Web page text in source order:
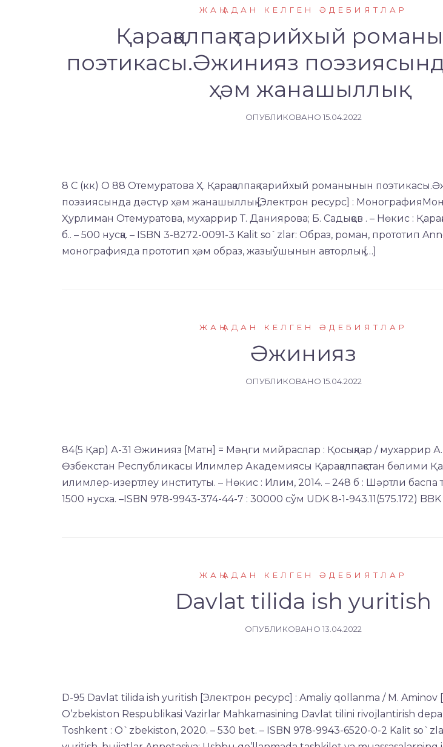
ЖАҢАДАН КЕЛГЕН ӘДЕБИЯТЛАР
Қарақалпақ тарийхый
поэтикасы.Әжинияз
ҳәм жанашыллық
ОПУБЛИКОВАНО 15.04.2022
8 С (кк) О 88 Отемуратова Ҳ. Қарақалпақ тарийхый романынын
поэзиясында дәстүр ҳәм жанашыллық [Электрон ресурс] :
Ҳурлиман Отемуратова, мухаррир Т. Даниярова; Б. Садықов . – Нөкис :
б.. – 500 нусқа. – ISBN 3-8272-0091-3 Kalit so`zlar: Образ, роман, прототип
монографияда прототип ҳәм образ, жазыўшынын авторлық […]
ЖАҢАДАН КЕЛГЕН ӘДЕБИЯТЛАР
Әжинияз
ОПУБЛИКОВАНО 15.04.2022
84(5 Қар) А-31 Әжинияз [Матн] = Мәңги мийраслар : Қосықлар / мухаррир
Өзбекстан Республикасы Илимлер Академиясы Қарақалпақстан бөлими
илимлер-изертлеу институты. – Нөкис : Илим, 2014. – 248 б : Шәртли баспа
1500 нусха. –ISBN 978-9943-374-44-7 : 30000 сўм UDK 8-1-943.11(575.172)
ЖАҢАДАН КЕЛГЕН ӘДЕБИЯТЛАР
Davlat tilida ish yuritish
ОПУБЛИКОВАНО13.04.2022
D-95 Davlat tilida ish yuritish [Электрон ресурс] : Amaliy qollanma / M. Aminov
O’zbekiston Respublikasi Vazirlar Mahkamasining Davlat tilini rivojlantirish
Toshkent : O`zbekiston, 2020. – 530 bet. – ISBN 978-9943-6520-0-2 Kalit